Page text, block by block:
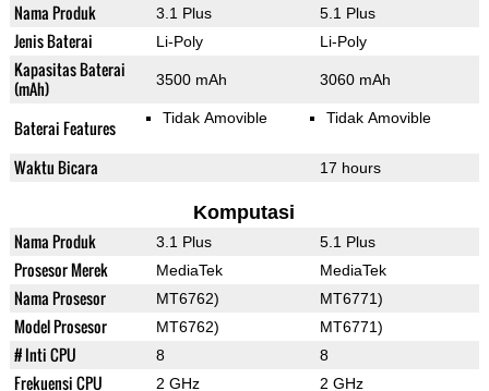
Nama Produk 3.1 Plus 5.1 Plus
Jenis Baterai Li-Poly Li-Poly
Kapasitas Baterai
(mAh)
3500 mAh 3060 mAh
Baterai Features Tidak Amovible Tidak Amovible
Waktu Bicara 17 hours
Komputasi
Nama Produk 3.1 Plus 5.1 Plus
Prosesor Merek MediaTek MediaTek
Nama Prosesor MT6762) MT6771)
Model Prosesor MT6762) MT6771)
# Inti CPU 8 8
Frekuensi CPU 2 GHz 2 GHz